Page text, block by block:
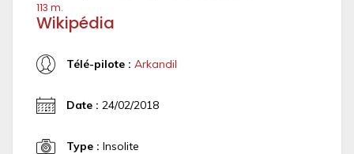
113 m.
Wikipédia
Télé-pilote : Arkandil
Date : 24/02/2018
Type : Insolite